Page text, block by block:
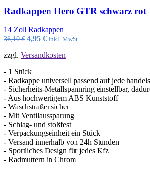
Radkappen Hero GTR schwarz rot
14 Zoll Radkappen
36,10€ Ursprünglicher
war:
4,95 €Aktueller
ist:
inkl. MwSt.
zzgl. Versandkosten
- 1 Stück
- Radkappe universell passend auf jede
- Sicherheits-Metallspannring einstellbar,
- Aus hochwertigem ABS Kunststoff
- Waschstraßensicher
- Mit Ventilaussparung
- Schlag- und stoßfest
- Verpackungseinheit ein Stück
- Versand innerhalb von 24h Stunden
- Sportliches Design für jedes Kfz
- Radmuttern in Chrom